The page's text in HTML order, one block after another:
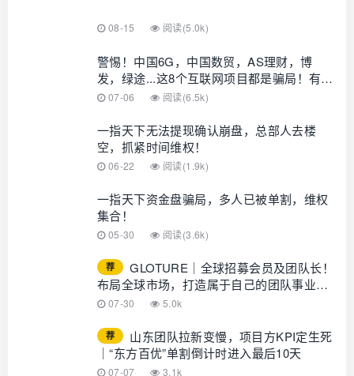
08-15 阅读(5.0k)
警惕！中国6G，中国数贸，AS理财，博
发，绿途...这8个互联网项目都是骗局！有的
要卷款跑路，有的刚上线骗钱来了，你中招
07-06 阅读(6.5k)
一指天下无法提现确认崩盘，总部人去楼
空，抓紧时间维权！
06-22 阅读(1.9k)
一指天下资金盘骗局，多人已被单割，维权
集合！
05-30 阅读(3.6k)
荐
GLOTURE｜全球招募会员及团队长！
布局全球市场，打造属于自己的团队事业，
想增加收入？想打造团队？加入
07-30 5.0k
荐
山东团队拉新变慢，项目方KPI定生死
｜“东方百优”单割倒计时进入最后10天
07-07 3.1k